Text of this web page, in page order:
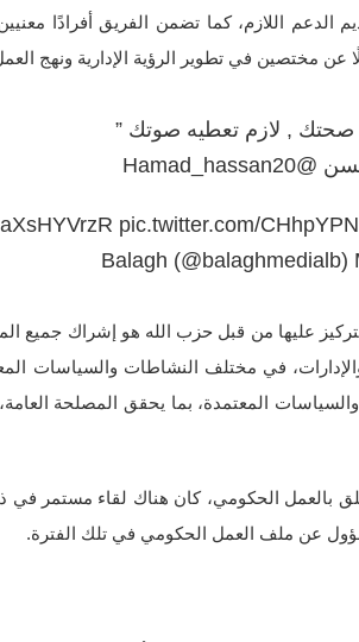
الدعم اللازم، كما تضمن الفريق أفرادًا
عن مختصين في تطوير الرؤية الإدارية ونهج
, لازم تعطيه صوتك ”
@Hamad_hassan20
pic.twitter.com/
عليها من قبل حزب الله هو إشراك جميع
في مختلف النشاطات والسياسات
المعتمدة، بما يحقق المصلحة
بالعمل الحكومي، كان هناك لقاء مستمر
عن ملف العمل الحكومي في تلك الفترة.